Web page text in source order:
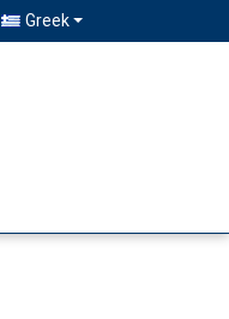
Greek